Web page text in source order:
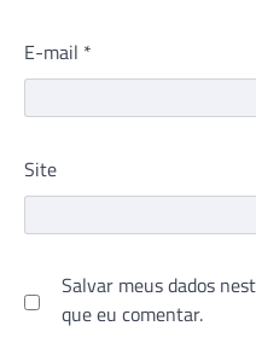
E-mail *
Site
Salvar meus dados
que eu comentar.